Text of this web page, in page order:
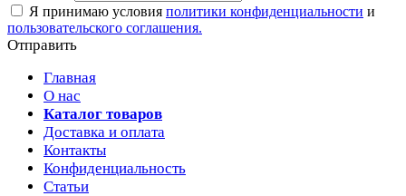
Я принимаю условия политики конфиденциальности и
пользовательского соглашения.
Отправить
Главная
О нас
Каталог товаров
Доставка и оплата
Контакты
Конфиденциальность
Статьи